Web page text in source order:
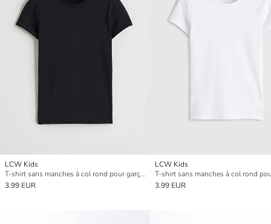
LCW Kids
T-shirt sans manches à col rond pour garçon
3.99 EUR
LCW Kids
3.99 EUR